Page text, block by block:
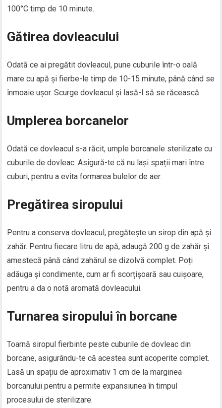
100°C timp de 10 minute.
Gătirea dovleacului
Odată ce ai pregătit dovleacul, pune cuburile într-o oală
mare cu apă și fierbe-le timp de 10-15 minute, până când se
înmoaie ușor. Scurge dovleacul și lasă-l să se răcească.
Umplerea borcanelor
Odată ce dovleacul s-a răcit, umple borcanele sterilizate cu
cuburile de dovleac. Asigură-te că nu lași spații mari între
cuburi, pentru a evita formarea bulelor de aer.
Pregătirea siropului
Pentru a conserva dovleacul, pregătește un sirop din apă și
zahăr. Pentru fiecare litru de apă, adaugă 200 g de zahăr și
amestecă până când zahărul se dizolvă complet. Poți
adăuga și condimente, cum ar fi scorțișoară sau cuișoare,
pentru a da o notă aromată dovleacului.
Turnarea siropului în borcane
Toarnă siropul fierbinte peste cuburile de dovleac din
borcane, asigurându-te că acestea sunt acoperite complet.
Lasă un spațiu de aproximativ 1 cm de la marginea
borcanului pentru a permite expansiunea în timpul
procesului de sterilizare.